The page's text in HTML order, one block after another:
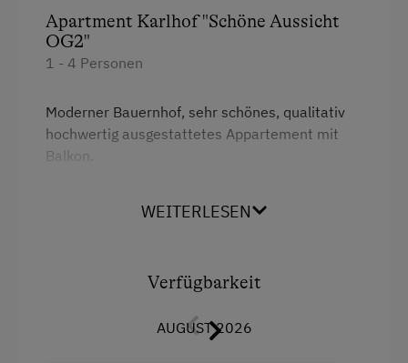
Hofeigene Produkte
Traktorfahrten
Baby- und Kleinkinderausstattung
Ausstattung der Wohneinheit
Bettwäsche vorhanden
Apartment Karlhof "Schöne Aussicht
OG2"
1 - 4 Personen
Moderner Bauernhof, sehr schönes, qualitativ
hochwertig ausgestattetes Appartement mit
Balkon.
Aussicht auf eine Berglandschaft
WEITERLESEN
Verfügbarkeit
AUGUST 2026